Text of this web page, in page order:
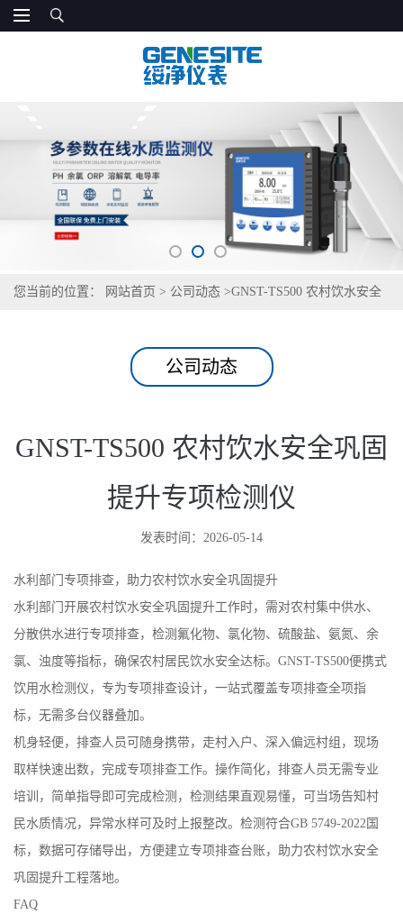
您当前的位置： >GNST-TS500 农村饮水安全
GNST-TS500 农村饮水安全巩固
提升专项检测仪
发表时间：2026-05-14
分散供水进行专项排查，检测氟化物、氯化物、硫酸盐、氨氮、余
氯、浊度等指标，确保农村居民饮水安全达标。GNST-TS500便携式
饮用水检测仪，专为专项排查设计，一站式覆盖专项排查全项指
标，无需多台仪器叠加。
机身轻便，排查人员可随身携带，走村入户、深入偏远村组，现场
取样快速出数，完成专项排查工作。操作简化，排查人员无需专业
培训，简单指导即可完成检测，检测结果直观易懂，可当场告知村
民水质情况，异常水样可及时上报整改。检测符合GB 5749-2022国
标，数据可存储导出，方便建立专项排查台账，助力农村饮水安全
巩固提升工程落地。
FAQ
- 问：农村饮水安全专项排查，仪器效率高吗？答：高，现场快检无
需送样，每点位几分钟即可完成，大幅提升排查进度。